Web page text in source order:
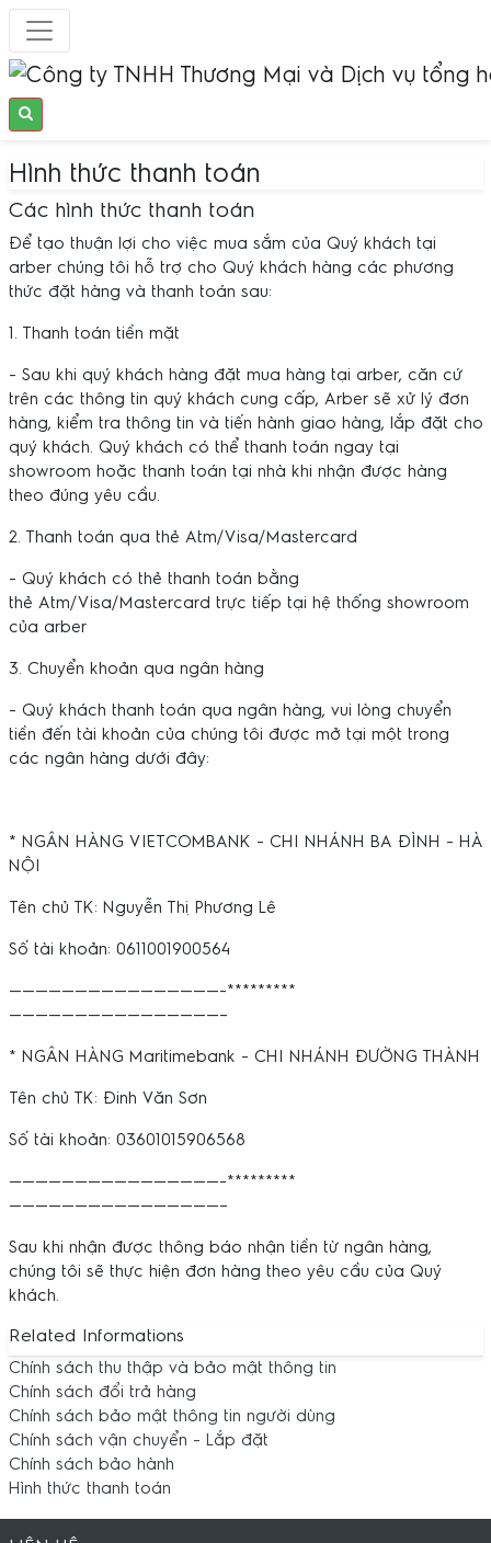
Hình thức thanh toán
Các hình thức thanh toán
Để tạo thuận lợi cho việc mua sắm của Quý khách tại
arber chúng tôi hỗ trợ cho Quý khách hàng các phương
thức đặt hàng và thanh toán sau:
1. Thanh toán tiền mặt
- Sau khi quý khách hàng đặt mua hàng tại arber, căn cứ
trên các thông tin quý khách cung cấp, Arber sẽ xử lý đơn
hàng, kiểm tra thông tin và tiến hành giao hàng, lắp đặt cho
quý khách. Quý khách có thể thanh toán ngay tại
showroom hoặc thanh toán tại nhà khi nhận được hàng
theo đúng yêu cầu.
2. Thanh toán qua thẻ Atm/Visa/Mastercard
- Quý khách có thẻ thanh toán bằng
thẻ Atm/Visa/Mastercard trực tiếp tại hệ thống showroom
của arber
3. Chuyển khoản qua ngân hàng
- Quý khách thanh toán qua ngân hàng, vui lòng chuyển
tiền đến tài khoản của chúng tôi được mở tại một trong
các ngân hàng dưới đây:
* NGÂN HÀNG VIETCOMBANK - CHI NHÁNH BA ĐÌNH - HÀ
NỘI
Tên chủ TK: Nguyễn Thị Phương Lê
Số tài khoản: 0611001900564
————————————————-*********
————————————————–
* NGÂN HÀNG Maritimebank - CHI NHÁNH ĐƯỜNG THÀNH
Tên chủ TK: Đinh Văn Sơn
Số tài khoản: 03601015906568
————————————————-*********
————————————————–
Sau khi nhận được thông báo nhận tiền từ ngân hàng,
chúng tôi sẽ thực hiện đơn hàng theo yêu cầu của Quý
khách.
Related Informations
Chính sách thu thập và bảo mật thông tin
Chính sách đổi trả hàng
Chính sách bảo mật thông tin người dùng
Chính sách vận chuyển - Lắp đặt
Chính sách bảo hành
Hình thức thanh toán